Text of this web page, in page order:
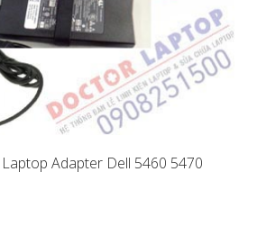
Adapter Dell 5460 5470